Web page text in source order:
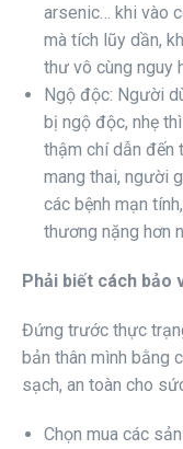
arsenic… khi vào
mà tích lũy dần,
thư vô cùng nguy
Ngộ độc: Người
bị ngộ độc, nhẹ
thậm chí dẫn đến
mang thai, người
các bệnh mạn
thương nặng hơn
Phải biết cách bảo
Đứng trước thực
bản thân mình bằng
sạch, an toàn cho
Chọn mua các